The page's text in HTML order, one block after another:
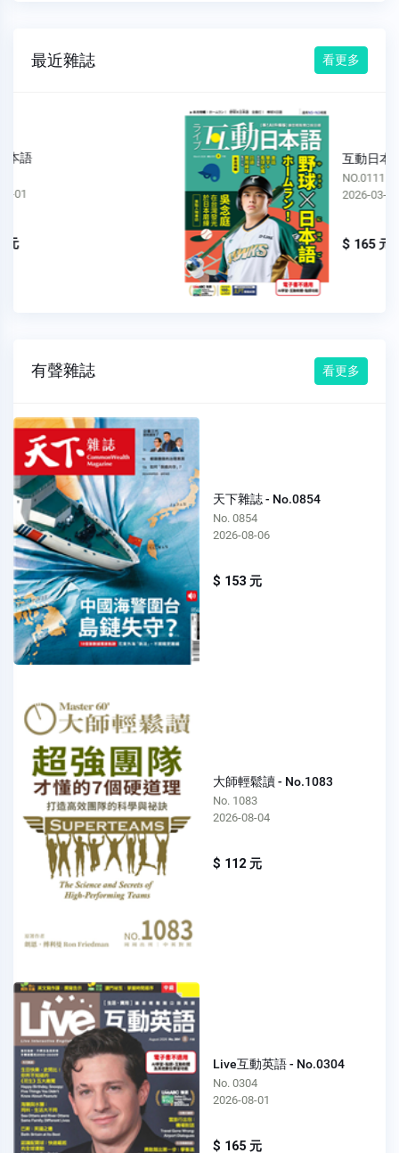
最近雜誌 看更多
互動日本語
NO.0111
2026-03-01
$ 165 元
有聲雜誌 看更多
天下雜誌 - No.0854
No. 0854
2026-08-06
$ 153 元
大師輕鬆讀 - No.1083
No. 1083
2026-08-04
$ 112 元
Live互動英語 - No.0304
No. 0304
2026-08-01
$ 165 元